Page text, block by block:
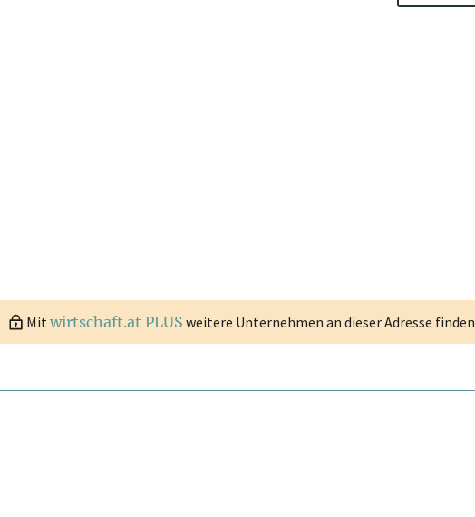
Mitwirtschaft.at PLUS weitere Unternehmen an dieser Adresse finden